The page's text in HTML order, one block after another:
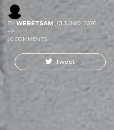
BY WEBETSAM
01 JUNIO, 2026
-->
| 0 COMMENTS
Tweet